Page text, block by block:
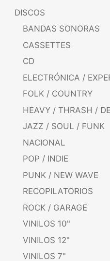
DISCOS
BANDAS SONORAS
CASSETTES
CD
ELECTRÓNICA /
FOLK / COUNTRY
HEAVY / THRASH /
JAZZ / SOUL / FUNK
NACIONAL
POP / INDIE
PUNK / NEW WAVE
RECOPILATORIOS
ROCK / GARAGE
VINILOS 10"
VINILOS 12"
VINILOS 7"